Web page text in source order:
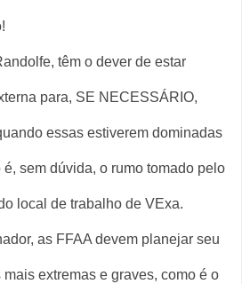
têm o dever de estar
para, SE NECESSÁRIO,
essas estiverem dominadas
sem dúvida, o rumo tomado pelo
local de trabalho de VExa.
as FFAA devem planejar seu
extremas e graves, como é o